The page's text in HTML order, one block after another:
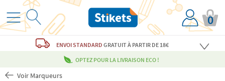
0
ENVOI STANDARDGRATUITÀ PARTIR DE 18€
OPTEZ POUR LA LIVRAISON ECO !
Voir Marqueurs